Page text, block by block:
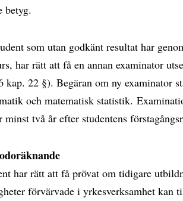
betyg.
som utan godkänt resultat har
har rätt att få en annan examinator
kap. 22 §). Begäran om ny examinator
och matematisk statistik.
minst två år efter studentens
har rätt att få prövat om tidigare
förvärvade i yrkesverksamhet kan